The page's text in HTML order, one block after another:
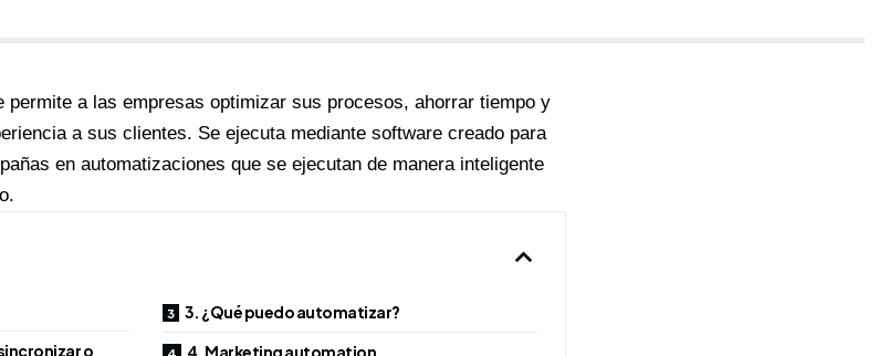
permite a las empresas optimizar sus procesos, ahorrar tiempo y
a sus clientes. Se ejecuta mediante software creado para
en automatizaciones que se ejecutan de manera inteligente
o
3. ¿Qué puedo automatizar?
4. Marketing automation